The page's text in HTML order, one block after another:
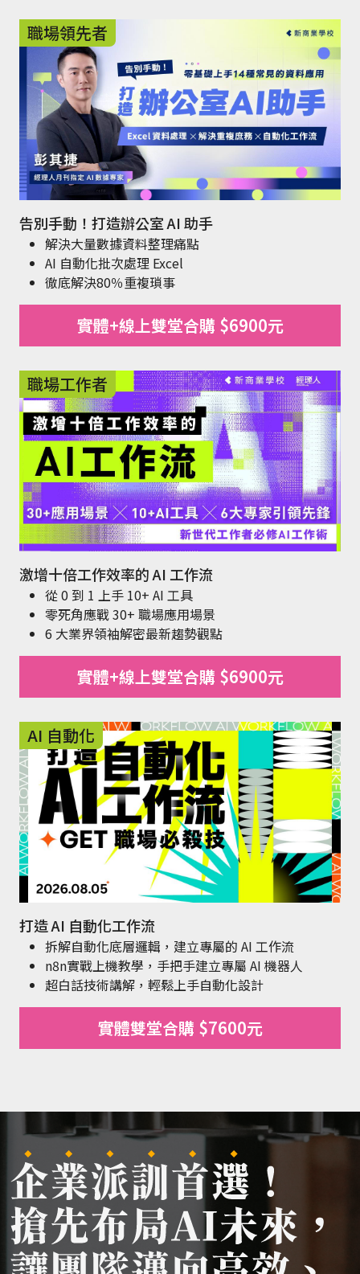
職場領先者
告別手動！打造辦公室 AI 助手
解決大量數據資料整理痛點
AI 自動化批次處理 Excel
徹底解決80％重複瑣事
實體+線上雙堂合購 $6900元
職場工作者
激增十倍工作效率的 AI 工作流
從 0 到 1 上手 10+ AI 工具
零死角應戰 30+ 職場應用場景
6 大業界領袖解密最新趨勢觀點
實體+線上雙堂合購 $6900元
AI 自動化
打造 AI 自動化工作流
拆解自動化底層邏輯，建立專屬的 AI 工作流
n8n實戰上機教學，手把手建立專屬 AI 機器人
超白話技術講解，輕鬆上手自動化設計
實體雙堂合購 $7600元